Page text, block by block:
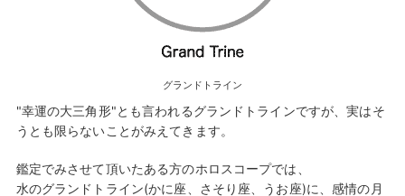
グランドトライン
"幸運の大三角形"とも言われるグランドトラインですが、実はそ
うとも限らないことがみえてきます。
鑑定でみさせて頂いたある方のホロスコープでは、
水のグランドトライン(かに座、さそり座、うお座)に、感情の月